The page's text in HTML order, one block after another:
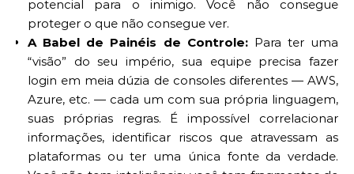
potencial para o inimigo. Você não consegue
proteger o que não consegue ver.
A Babel de Painéis de Controle:Para ter uma
“visão” do seu império, sua equipe precisa fazer
login em meia dúzia de consoles diferentes — AWS,
Azure, etc. — cada um com sua própria linguagem,
suas próprias regras. É impossível correlacionar
informações, identificar riscos que atravessam as
plataformas ou ter uma única fonte da verdade.